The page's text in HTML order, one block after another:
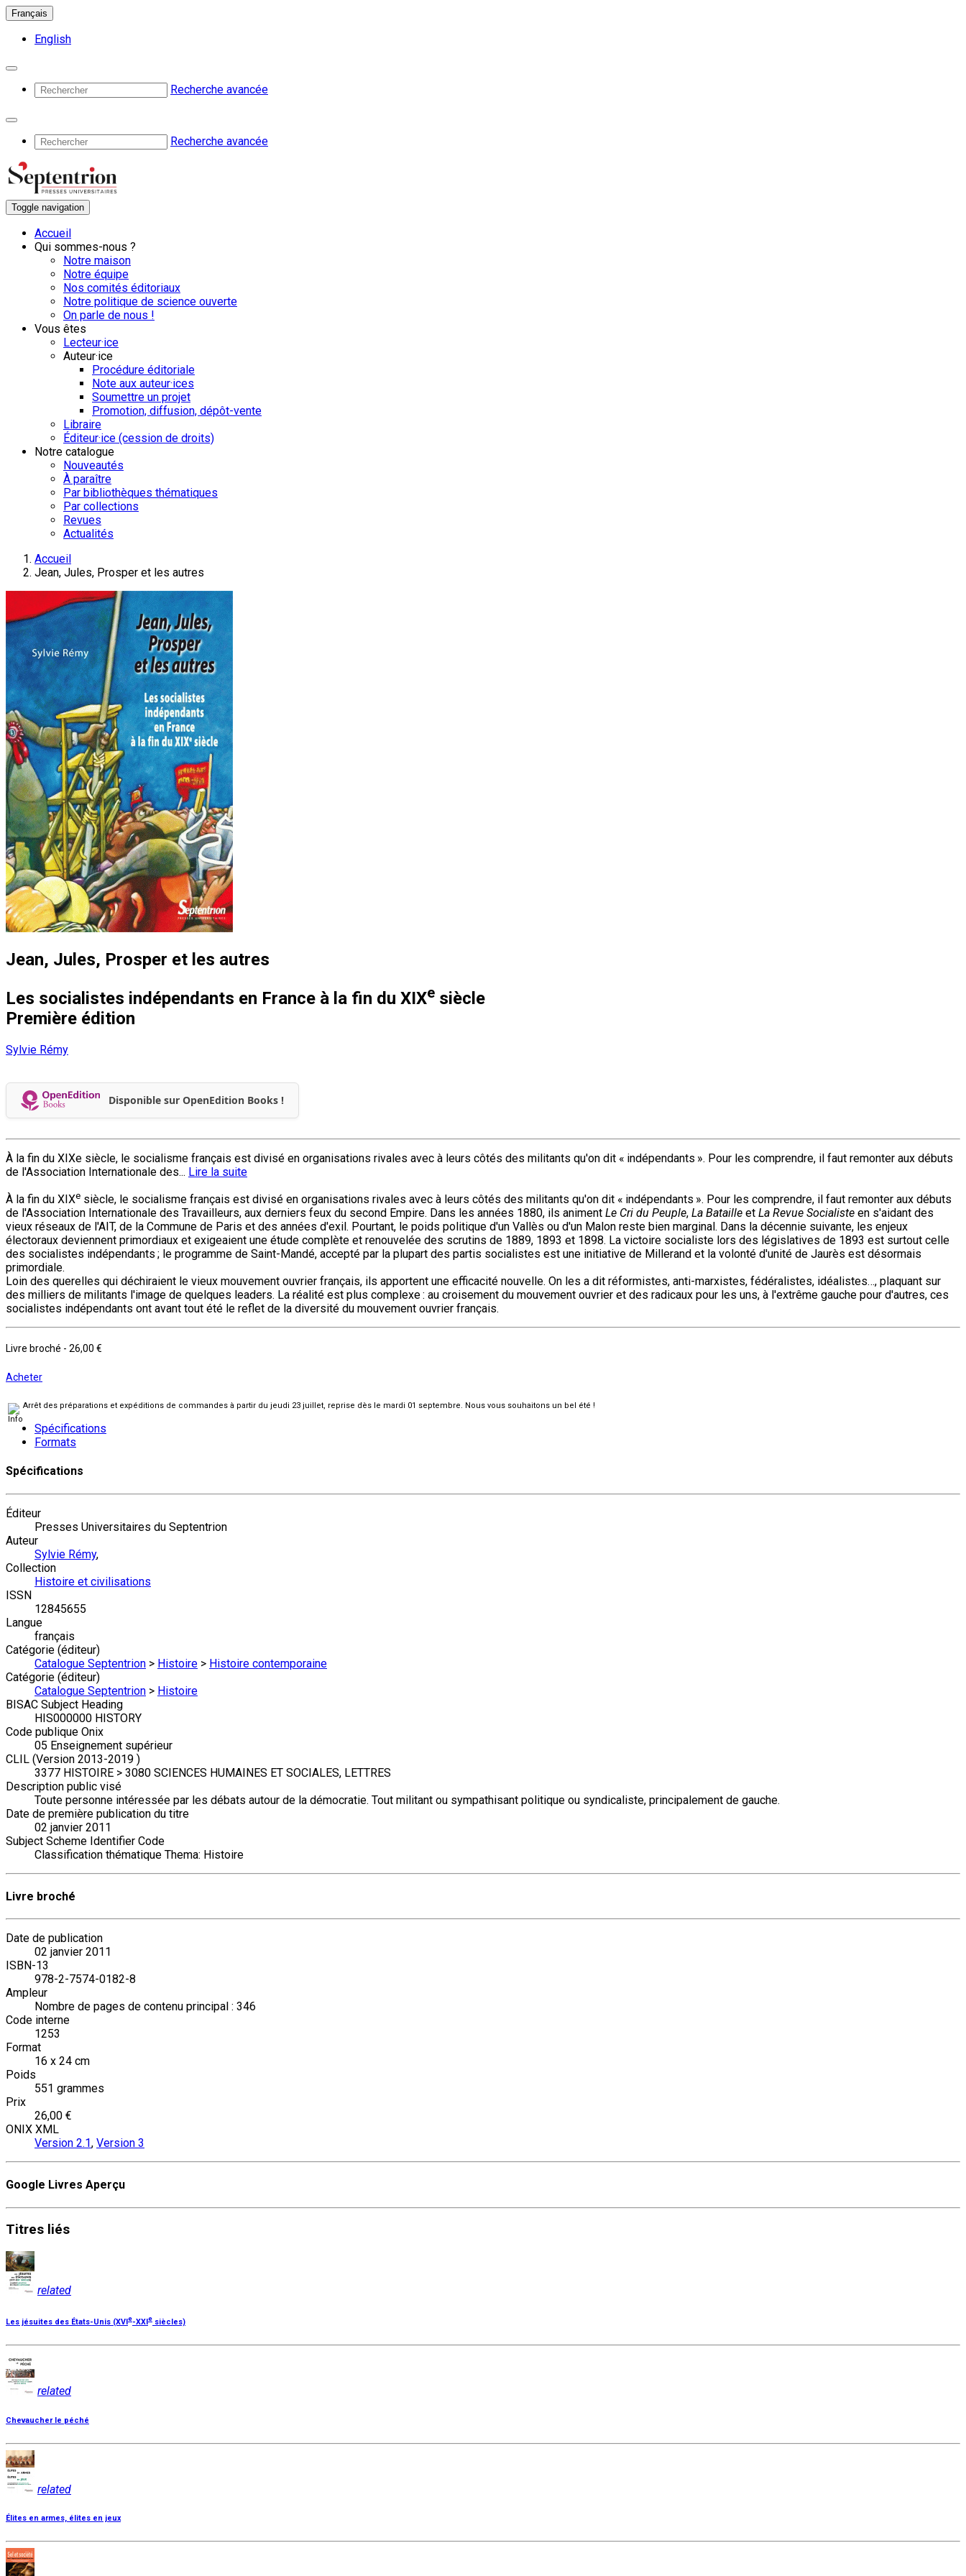
Français
English
Recherche avancée
Recherche avancée
Toggle navigation
Accueil
Qui sommes-nous ?
Notre maison
Notre équipe
Nos comités éditoriaux
Notre politique de science ouverte
On parle de nous !
Vous êtes
Lecteur·ice
Auteur·ice
Procédure éditoriale
Note aux auteur·ices
Soumettre un projet
Promotion, diffusion, dépôt-vente
Libraire
Éditeur·ice (cession de droits)
Notre catalogue
Nouveautés
À paraître
Par bibliothèques thématiques
Par collections
Revues
Actualités
Accueil
Jean, Jules, Prosper et les autres
Jean, Jules, Prosper et les autres
Les socialistes indépendants en France à la fin du XIXe siècle
Première édition
Sylvie Rémy
Disponible sur OpenEdition Books !
À la fin du XIXe siècle, le socialisme français est divisé en organisations rivales avec à leurs côtés des militants qu'on dit « indépendants ». Pour les comprendre, il faut remonter aux débuts
de l'Association Internationale des... Lire la suite
À la fin du XIXe siècle, le socialisme français est divisé en organisations rivales avec à leurs côtés des militants qu'on dit « indépendants ». Pour les comprendre, il faut remonter aux débuts
de l'Association Internationale des Travailleurs, aux derniers feux du second Empire. Dans les années 1880, ils animent Le Cri du Peuple, La Bataille et La Revue Socialiste en s'aidant des
vieux réseaux de l'AIT, de la Commune de Paris et des années d'exil. Pourtant, le poids politique d'un Vallès ou d'un Malon reste bien marginal. Dans la décennie suivante, les enjeux
électoraux deviennent primordiaux et exigeaient une étude complète et renouvelée des scrutins de 1889, 1893 et 1898. La victoire socialiste lors des législatives de 1893 est surtout celle
des socialistes indépendants ; le programme de Saint-Mandé, accepté par la plupart des partis socialistes est une initiative de Millerand et la volonté d'unité de Jaurès est désormais
primordiale.
Loin des querelles qui déchiraient le vieux mouvement ouvrier français, ils apportent une efficacité nouvelle. On les a dit réformistes, anti-marxistes, fédéralistes, idéalistes…, plaquant sur
des milliers de militants l'image de quelques leaders. La réalité est plus complexe : au croisement du mouvement ouvrier et des radicaux pour les uns, à l'extrême gauche pour d'autres, ces
socialistes indépendants ont avant tout été le reflet de la diversité du mouvement ouvrier français.
Livre broché - 26,00 €
Acheter
Arrêt des préparations et expéditions de commandes à partir du jeudi 23 juillet, reprise dès le mardi 01 septembre. Nous vous souhaitons un bel été !
Spécifications
Formats
Spécifications
Éditeur
Presses Universitaires du Septentrion
Auteur
Sylvie Rémy,
Collection
Histoire et civilisations
ISSN
12845655
Langue
français
Catégorie (éditeur)
Catalogue Septentrion > Histoire > Histoire contemporaine
Catégorie (éditeur)
Catalogue Septentrion > Histoire
BISAC Subject Heading
HIS000000 HISTORY
Code publique Onix
05 Enseignement supérieur
CLIL (Version 2013-2019 )
3377 HISTOIRE > 3080 SCIENCES HUMAINES ET SOCIALES, LETTRES
Description public visé
Toute personne intéressée par les débats autour de la démocratie. Tout militant ou sympathisant politique ou syndicaliste, principalement de gauche.
Date de première publication du titre
02 janvier 2011
Subject Scheme Identifier Code
Classification thématique Thema: Histoire
Livre broché
Date de publication
02 janvier 2011
ISBN-13
978-2-7574-0182-8
Ampleur
Nombre de pages de contenu principal : 346
Code interne
1253
Format
16 x 24 cm
Poids
551 grammes
Prix
26,00 €
ONIX XML
Version 2.1, Version 3
Google Livres Aperçu
Titres liés
related
Les jésuites des États-Unis (XVIe-XXIe siècles)
related
Chevaucher le péché
related
Élites en armes, élites en jeux